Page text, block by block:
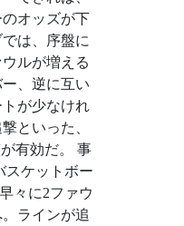
オッズが下
は、序盤に
ルが増える
、逆に互い
が少なけれ
といった、
有効だ。 事
スケットボー
々に2ファウ
ラインが追